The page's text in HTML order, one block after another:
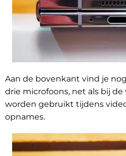
Aan de bovenkant vind je
drie microfoons, net als bij de
worden gebruikt tijdens
opnames.